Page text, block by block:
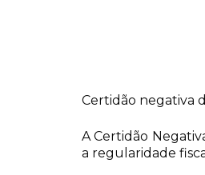
Certidão negativa
A Certidão
a regularidade